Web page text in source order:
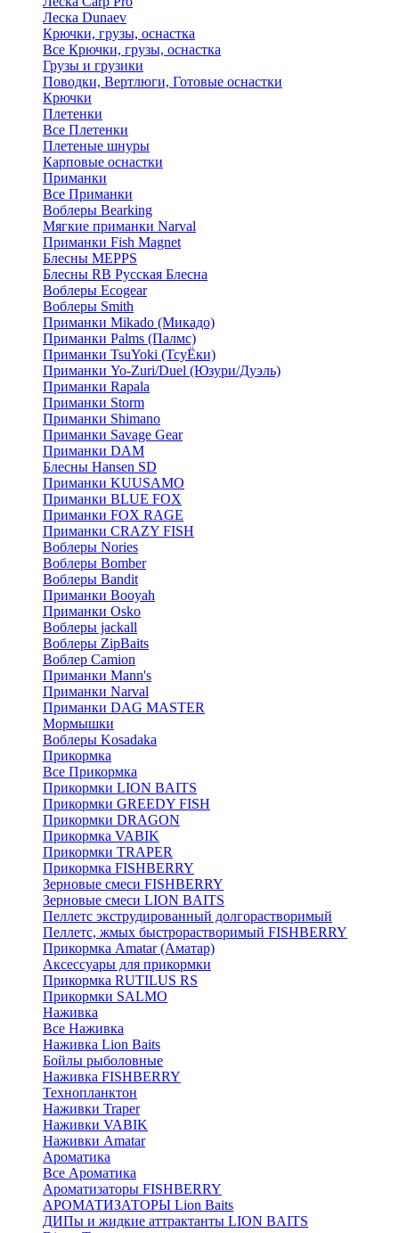
Леска Dunaev
Крючки, грузы, оснастка
Все Крючки, грузы, оснастка
Грузы и грузики
Поводки, Вертлюги, Готовые оснастки
Крючки
Плетенки
Все Плетенки
Плетеные шнуры
Карповые оснастки
Приманки
Все Приманки
Воблеры Bearking
Мягкие приманки Narval
Приманки Fish Magnet
Блесны MEPPS
Блесны RB Русская Блесна
Воблеры Ecogear
Воблеры Smith
Приманки Mikado (Микадо)
Приманки Palms (Палмс)
Приманки TsuYoki (ТсуЁки)
Приманки Yo-Zuri/Duel (Юзури/Дуэль)
Приманки Rapala
Приманки Storm
Приманки Shimano
Приманки Savage Gear
Приманки DAM
Блесны Hansen SD
Приманки KUUSAMO
Приманки BLUE FOX
Приманки FOX RAGE
Приманки CRAZY FISH
Воблеры Nories
Воблеры Bomber
Воблеры Bandit
Приманки Booyah
Приманки Osko
Воблеры jackall
Воблеры ZipBaits
Воблер Camion
Приманки Mann's
Приманки Narval
Приманки DAG MASTER
Мормышки
Воблеры Kosadaka
Прикормка
Все Прикормка
Прикормки LION BAITS
Прикормки GREEDY FISH
Прикормки DRAGON
Прикормка VABIK
Прикормки TRAPER
Прикормка FISHBERRY
Зерновые смеси FISHBERRY
Зерновые смеси LION BAITS
Пеллетс экструдированный долгорастворимый
Пеллетс, жмых быстрорастворимый FISHBERRY
Прикормка Amatar (Аматар)
Аксессуары для прикормки
Прикормка RUTILUS RS
Прикормки SALMO
Наживка
Все Наживка
Наживка Lion Baits
Бойлы рыболовные
Наживка FISHBERRY
Технопланктон
Наживки Traper
Наживки VABIK
Наживки Amatar
Ароматика
Все Ароматика
Ароматизаторы FISHBERRY
АРОМАТИЗАТОРЫ Lion Baits
ДИПы и жидкие аттрактанты LION BAITS